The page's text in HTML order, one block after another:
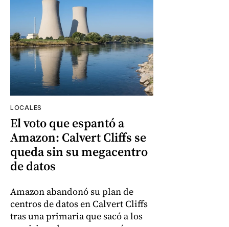
LOCALES
El voto que espantó a
Amazon: Calvert Cliffs se
queda sin su megacentro
de datos
Amazon abandonó su plan de
centros de datos en Calvert Cliffs
tras una primaria que sacó a los